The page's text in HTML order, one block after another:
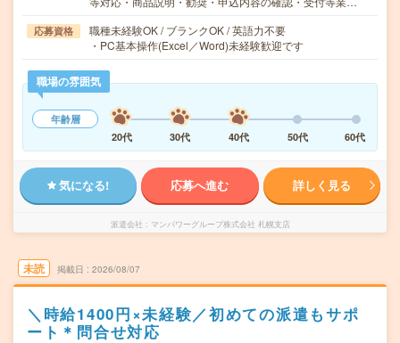
応募資格
職種未経験OK / ブランクOK / 英語力不要
・PC基本操作(Excel／Word)未経験歓迎です
職場の雰囲気
年齢層
20代
30代 40代 50代 60代
気になる! 応募へ進む 詳しく見る
派遣会社 マンパワーグループ株式会社 札幌支店
未読 掲載日 2026/08/07
＼時給1400円×未経験／初めての派遣もサポ
ート＊問合せ対応